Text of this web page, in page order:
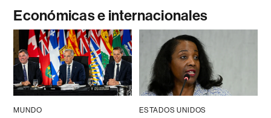
Económicas e internacionales
MUNDO ESTADOS UNIDOS